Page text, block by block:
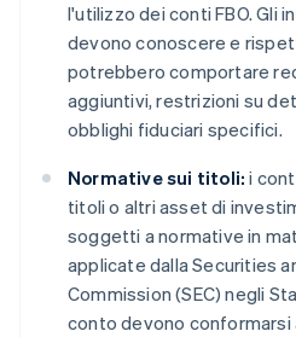
l'utilizzo dei conti FBO. Gli
devono conoscere e
potrebbero comportare
aggiuntivi, restrizioni su
obblighi fiduciari specifici.
Normative sui titoli: i
titoli o altri asset di
soggetti a normative in
applicate dalla Securities
Commission (SEC) negli
conto devono conformarsi